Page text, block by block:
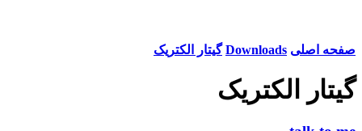
صفحه اصلی Downloads گیتار الکتریک
گیتار الکتریک